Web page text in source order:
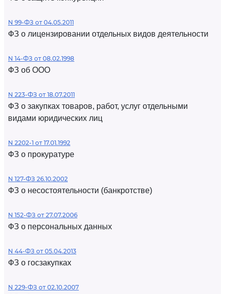
N 99-ФЗ от 04.05.2011
ФЗ о лицензировании отдельных видов деятельности
N 14-ФЗ от 08.02.1998
ФЗ об ООО
N 223-ФЗ от 18.07.2011
ФЗ о закупках товаров, работ, услуг отдельными
видами юридических лиц
N 2202-1 от 17.01.1992
ФЗ о прокуратуре
N 127-ФЗ 26.10.2002
ФЗ о несостоятельности (банкротстве)
N 152-ФЗ от 27.07.2006
ФЗ о персональных данных
N 44-ФЗ от 05.04.2013
ФЗ о госзакупках
N 229-ФЗ от 02.10.2007